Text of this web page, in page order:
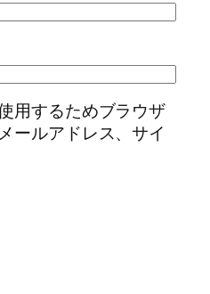
用するためブラウザ
ールアドレス、サイ